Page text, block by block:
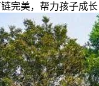
完美，帮力孩子成